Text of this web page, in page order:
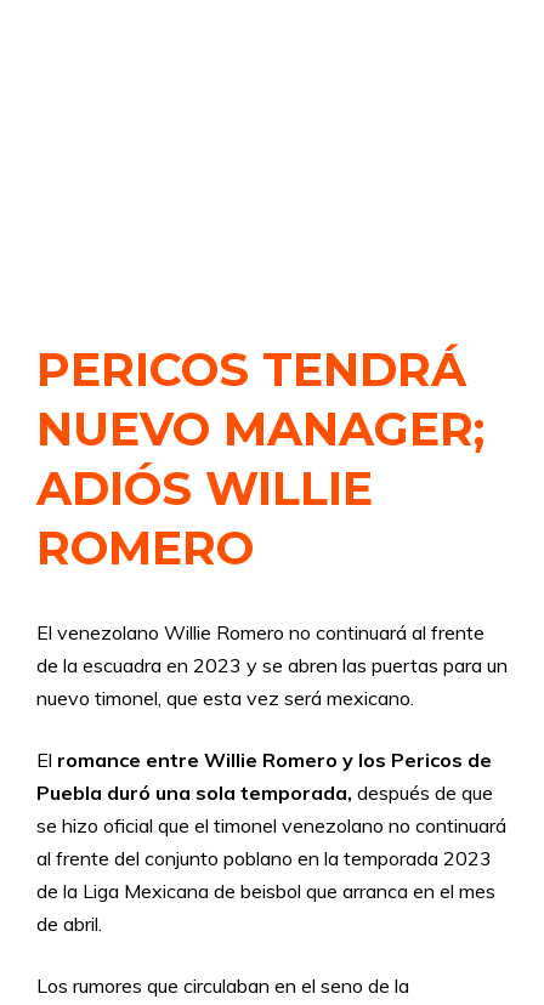
PERICOS TENDRÁ
NUEVO MANAGER;
ADIÓS WILLIE
ROMERO
El venezolano Willie Romero no continuará al frente
de la escuadra en 2023 y se abren las puertas para un
nuevo timonel, que esta vez será mexicano.
El romance entre Willie Romero y los Pericos de
Puebla duró una sola temporada, después de que
se hizo oficial que el timonel venezolano no continuará
al frente del conjunto poblano en la temporada 2023
de la Liga Mexicana de beisbol que arranca en el mes
de abril.
Los rumores que circulaban en el seno de la